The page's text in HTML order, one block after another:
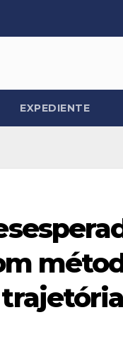
EXPEDIENTE